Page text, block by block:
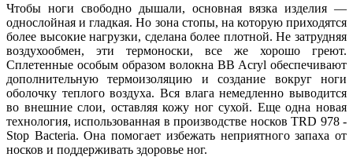
Чтобы ноги свободно дышали, основная вязка изделия —
однослойная и гладкая. Но зона стопы, на которую приходятся
более высокие нагрузки, сделана более плотной. Не затрудняя
воздухообмен, эти термоноски, все же хорошо греют.
Сплетенные особым образом волокна BB Acryl обеспечивают
дополнительную термоизоляцию и создание вокруг ноги
оболочку теплого воздуха. Вся влага немедленно выводится
во внешние слои, оставляя кожу ног сухой. Еще одна новая
технология, использованная в производстве носков TRD 978 -
Stop Bacteria. Она помогает избежать неприятного запаха от
носков и поддерживать здоровье ног.